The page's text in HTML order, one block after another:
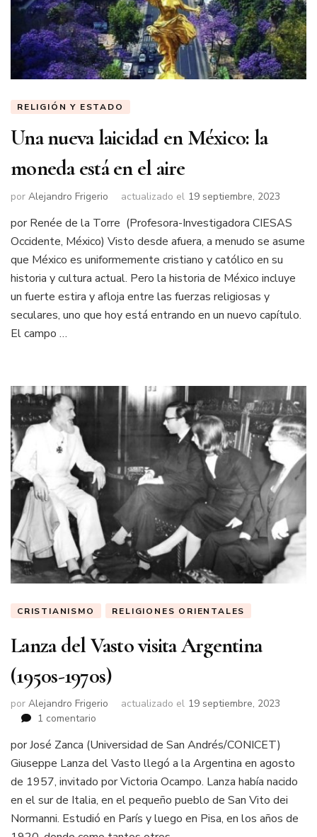
RELIGIÓN Y ESTADO
Una nueva laicidad en México: la
moneda está en el aire
por Alejandro Frigerio actualizado el 19 septiembre, 2023
por Renée de la Torre (Profesora-Investigadora CIESAS
Occidente, México) Visto desde afuera, a menudo se asume
que México es uniformemente cristiano y católico en su
historia y cultura actual. Pero la historia de México incluye
un fuerte estira y afloja entre las fuerzas religiosas y
seculares, uno que hoy está entrando en un nuevo capítulo.
El campo …
CRISTIANISMO RELIGIONES ORIENTALES
Lanza del Vasto visita Argentina
(1950s-1970s)
por Alejandro Frigerio actualizado el 19 septiembre, 2023
1 comentario
del
Vasto
visita
(1950s-
1970s)
por José Zanca (Universidad de San Andrés/CONICET)
Giuseppe Lanza del Vasto llegó a la Argentina en agosto
de 1957, invitado por Victoria Ocampo. Lanza había nacido
en el sur de Italia, en el pequeño pueblo de San Vito dei
Normanni. Estudió en París y luego en Pisa, en los años de